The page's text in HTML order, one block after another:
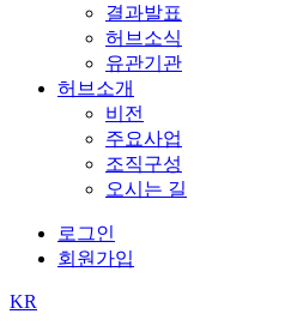
결과발표
허브소식
유관기관
허브소개
비전
주요사업
조직구성
오시는 길
로그인
회원가입
KR